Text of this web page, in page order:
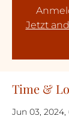
Jetzt
Time &
Jun 03, 2024,